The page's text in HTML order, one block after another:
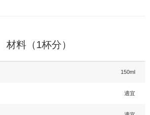
材料（1杯分）
150ml
適宜